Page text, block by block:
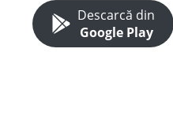
Descarcă din
Google Play